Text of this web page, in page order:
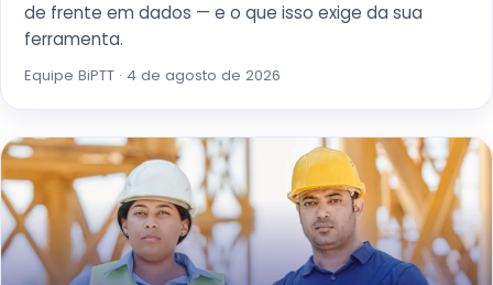
de frente em dados — e o que isso exige da sua
ferramenta.
Equipe BiPTT · 4 de agosto de 2026